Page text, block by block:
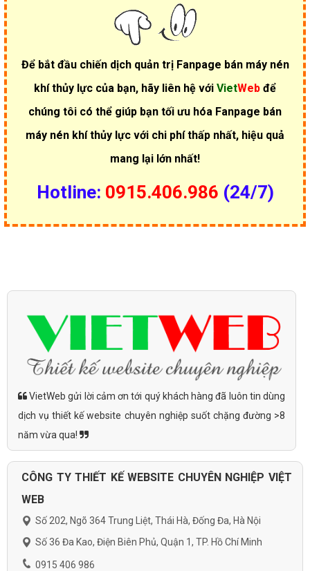
Để bắt đầu chiến dịch quản trị Fanpage bán máy nén
khí thủy lực của bạn, hãy liên hệ với VietWeb để
chúng tôi có thể giúp bạn tối ưu hóa Fanpage bán
máy nén khí thủy lực với chi phí thấp nhất, hiệu quả
mang lại lớn nhất!
Hotline: 0915.406.986 (24/7)
VietWeb gửi lời cảm ơn tới quý khách hàng đã luôn tin dùng
dịch vụ thiết kế website chuyên nghiệp suốt chặng đường >8
năm vừa qua!
CÔNG TY THIẾT KẾ WEBSITE CHUYÊN NGHIỆP VIỆT
WEB
Số 202, Ngõ 364 Trung Liệt, Thái Hà, Đống Đa, Hà Nội
Số 36 Đa Kao, Điện Biên Phủ, Quận 1, TP. Hồ Chí Minh
0915 406 986